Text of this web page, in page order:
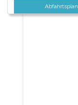
Abfahrtsplan